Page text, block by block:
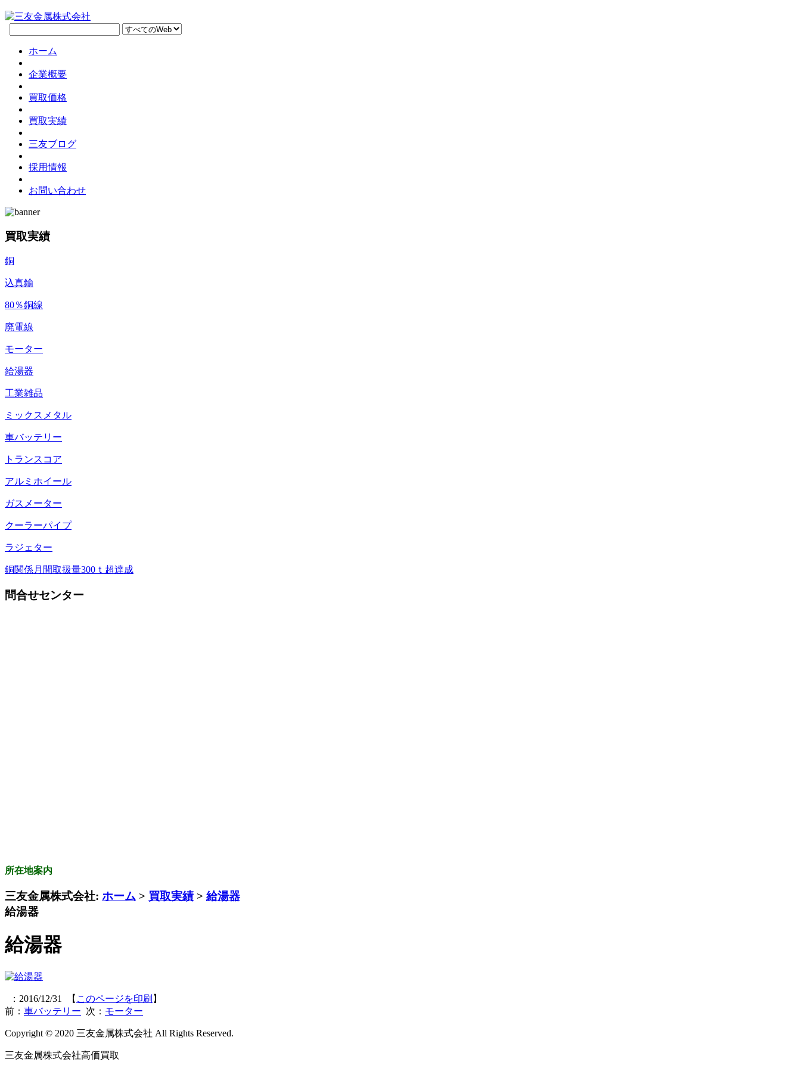
ホーム
企業概要
買取価格
買取実績
三友ブログ
採用情報
お問い合わせ
買取実績
銅
込真鍮
80％銅線
廃電線
モーター
給湯器
工業雑品
ミックスメタル
車バッテリー
トランスコア
アルミホイール
ガスメーター
クーラーパイプ
ラジェター
銅関係月間取扱量300ｔ超達成
問合せセンター
所在地案内
三友金属株式会社: ホーム > 買取実績> 給湯器
給湯器
給湯器
：2016/12/31 【 このページを印刷 】
前： 車バッテリー 次： モーター
Copyright © 2020 三友金属株式会社 All Rights Reserved.
三友金属株式会社高価買取